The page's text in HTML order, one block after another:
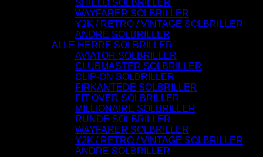
SHIELD SOLBRILLER
WAYFARER SOLBRILLER
Y2K / RETRO / VINTAGE SOLBRILLER
ANDRE SOLBRILLER
ALLE HERRE SOLBRILLER
AVIATOR SOLBRILLER
CLUBMASTER SOLBRILLER
CLIP-ON SOLBRILLER
FIRKANTEDE SOLBRILLER
FIT OVER SOLBRILLER
MILLIONAIRE SOLBRILLER
RUNDE SOLBRILLER
WAYFARER SOLBRILLER
Y2K / RETRO / VINTAGE SOLBRILLER
ANDRE SOLBRILLER